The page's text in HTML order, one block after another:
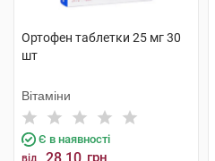
Ортофен таблетки 25 мг 30
шт
Вітаміни
Є в наявності
від грн